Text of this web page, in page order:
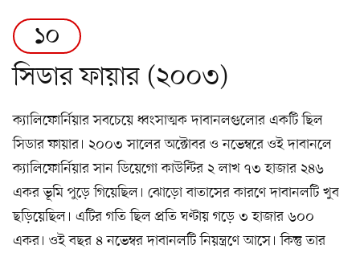
১০
সিডার ফায়ার (২০০৩)
ক্যালিফোর্নিয়ার সবচেয়ে ধ্বংসাত্মক দাবানলগুলোর একটি ছিল
সিডার ফায়ার। ২০০৩ সালের অক্টোবর ও নভেম্বরে ওই দাবানলে
ক্যালিফোর্নিয়ার সান ডিয়েগো কাউন্টির ২ লাখ ৭৩ হাজার ২৪৬
একর ভূমি পুড়ে গিয়েছিল। ঝোড়ো বাতাসের কারণে দাবানলটি খুব
ছড়িয়েছিল। এটির গতি ছিল প্রতি ঘণ্টায় গড়ে ৩ হাজার ৬০০
একর। ওই বছর ৪ নভেম্বর দাবানলটি নিয়ন্ত্রণে আসে। কিন্তু তার